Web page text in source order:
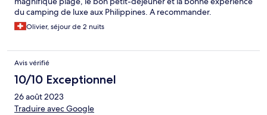
du camping de luxe aux Philippines. A recommander.
Olivier, séjour de 2 nuits
Avis vérifié
10/10 Exceptionnel
26 août 2023
Traduire avec Google